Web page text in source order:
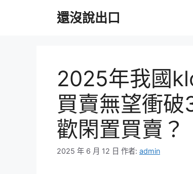
還沒說出口
2025年我國
買賣無望衝
歡閑置買賣？
2025 年 6 月 12 日 作者: admin